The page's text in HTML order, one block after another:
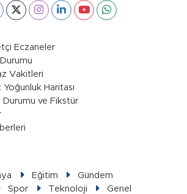
Eczaneler
Vakitleri
Haritası
Durumu ve Fikstür
Eğitim
Gündem
Spor Teknoloji
Genel